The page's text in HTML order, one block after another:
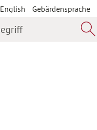
English Gebärdensprache